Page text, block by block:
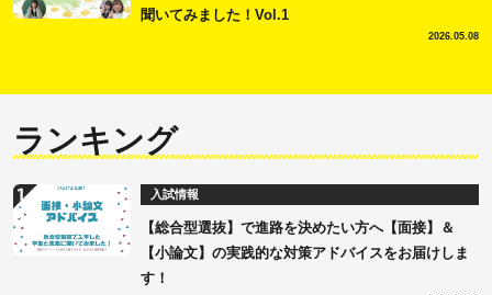
聞いてみました！Vol.1
2026.05.08
ランキング
入試情報
【総合型選抜】で進路を決めたい方へ【面接】＆
【小論文】の実践的な対策アドバイスをお届けしま
す！